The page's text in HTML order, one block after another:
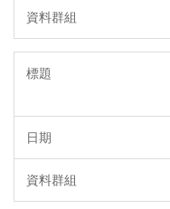
校外人士協助教學或活動